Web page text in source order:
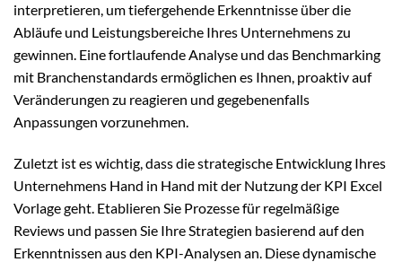
interpretieren, um tiefergehende Erkenntnisse über die
Abläufe und Leistungsbereiche Ihres Unternehmens zu
gewinnen. Eine fortlaufende Analyse und das Benchmarking
mit Branchenstandards ermöglichen es Ihnen, proaktiv auf
Veränderungen zu reagieren und gegebenenfalls
Anpassungen vorzunehmen.
Zuletzt ist es wichtig, dass die strategische Entwicklung Ihres
Unternehmens Hand in Hand mit der Nutzung der KPI Excel
Vorlage geht. Etablieren Sie Prozesse für regelmäßige
Reviews und passen Sie Ihre Strategien basierend auf den
Erkenntnissen aus den KPI-Analysen an. Diese dynamische